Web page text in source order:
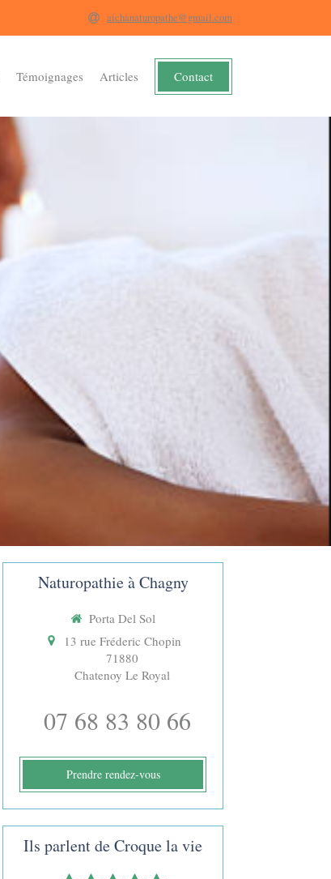
aichanaturopathe@gmail.com
Témoignages Articles Contact
Naturopathie à Chagny
Porta Del Sol
13 rue Fréderic Chopin
71880
Chatenoy Le Royal
07 68 83 80 66
Prendre rendez-vous
Ils parlent de Croque la vie